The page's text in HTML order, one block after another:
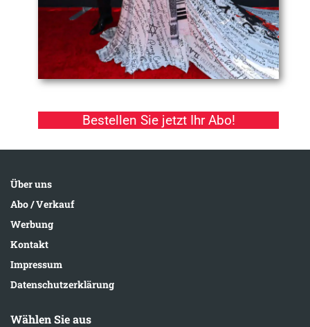
Bestellen Sie jetzt Ihr Abo!
Über uns
Abo / Verkauf
Werbung
Kontakt
Impressum
Datenschutzerklärung
Wählen Sie aus